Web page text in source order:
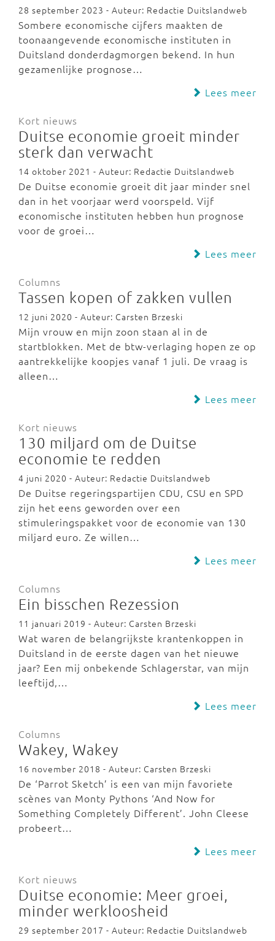
28 september 2023 - Auteur: Redactie Duitslandweb
Sombere economische cijfers maakten de
toonaangevende economische instituten in
Duitsland donderdagmorgen bekend. In hun
gezamenlijke prognose…
Lees meer
Kort nieuws
Duitse economie groeit minder
sterk dan verwacht
14 oktober 2021 - Auteur: Redactie Duitslandweb
De Duitse economie groeit dit jaar minder snel
dan in het voorjaar werd voorspeld. Vijf
economische instituten hebben hun prognose
voor de groei…
Lees meer
Columns
Tassen kopen of zakken vullen
12 juni 2020 - Auteur: Carsten Brzeski
Mijn vrouw en mijn zoon staan al in de
startblokken. Met de btw-verlaging hopen ze op
aantrekkelijke koopjes vanaf 1 juli. De vraag is
alleen…
Lees meer
Kort nieuws
130 miljard om de Duitse
economie te redden
4 juni 2020 - Auteur: Redactie Duitslandweb
De Duitse regeringspartijen CDU, CSU en SPD
zijn het eens geworden over een
stimuleringspakket voor de economie van 130
miljard euro. Ze willen…
Lees meer
Columns
Ein bisschen Rezession
11 januari 2019 - Auteur: Carsten Brzeski
Wat waren de belangrijkste krantenkoppen in
Duitsland in de eerste dagen van het nieuwe
jaar? Een mij onbekende Schlagerstar, van mijn
leeftijd,…
Lees meer
Columns
Wakey, Wakey
16 november 2018 - Auteur: Carsten Brzeski
De ‘Parrot Sketch’ is een van mijn favoriete
scènes van Monty Pythons ‘And Now for
Something Completely Different’. John Cleese
probeert…
Lees meer
Kort nieuws
Duitse economie: Meer groei,
minder werkloosheid
29 september 2017 - Auteur: Redactie Duitslandweb